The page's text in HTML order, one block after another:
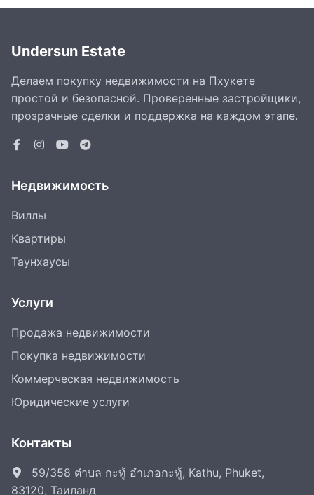
Undersun Estate
Делаем покупку недвижимости на Пхукете
простой и безопасной. Проверенные застройщики,
прозрачные сделки и поддержка на каждом этапе.
Недвижимость
Виллы
Квартиры
Таунхаусы
Услуги
Продажа недвижимости
Покупка недвижимости
Коммерческая недвижимость
Юридические услуги
Контакты
59/358 ตำบล กะทู้ อำเภอกะทู้, Kathu, Phuket,
83120, Таиланд